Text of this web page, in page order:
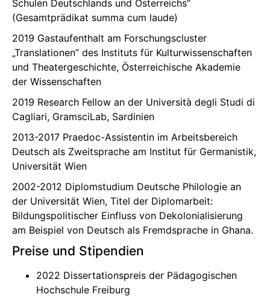
Schulen Deutschlands und Österreichs”
(Gesamtprädikat summa cum laude)
2019 Gastaufenthalt am Forschungscluster
„Translationen” des Instituts für Kulturwissenschaften
und Theatergeschichte, Österreichische Akademie
der Wissenschaften
2019 Research Fellow an der Università degli Studi di
Cagliari, GramsciLab, Sardinien
2013-2017 Praedoc-Assistentin im Arbeitsbereich
Deutsch als Zweitsprache am Institut für Germanistik,
Universität Wien
2002-2012 Diplomstudium Deutsche Philologie an
der Universität Wien, Titel der Diplomarbeit:
Bildungspolitischer Einfluss von Dekolonialisierung
am Beispiel von Deutsch als Fremdsprache in Ghana.
Preise und Stipendien
2022 Dissertationspreis der Pädagogischen
Hochschule Freiburg